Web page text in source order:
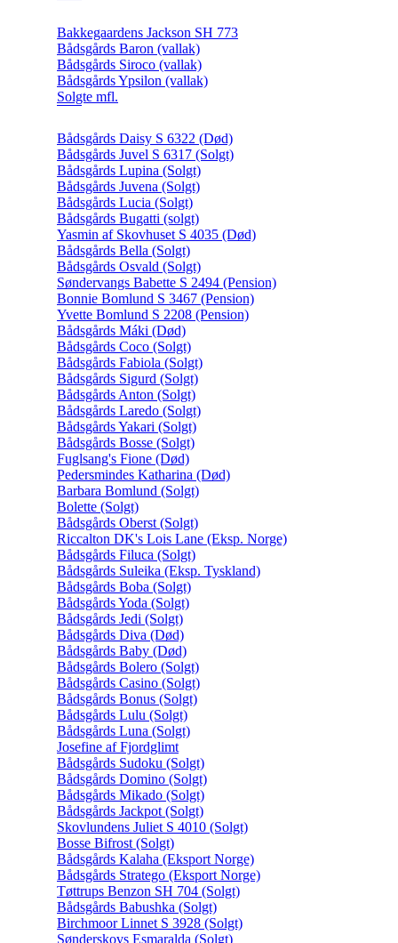
Bakkegaardens Jackson SH 773
Bådsgårds Baron (vallak)
Bådsgårds Siroco (vallak)
Bådsgårds Ypsilon (vallak)
Solgte mfl.
Bådsgårds Daisy S 6322 (Død)
Bådsgårds Juvel S 6317 (Solgt)
Bådsgårds Lupina (Solgt)
Bådsgårds Juvena (Solgt)
Bådsgårds Lucia (Solgt)
Bådsgårds Bugatti (solgt)
Yasmin af Skovhuset S 4035 (Død)
Bådsgårds Bella (Solgt)
Bådsgårds Osvald (Solgt)
Søndervangs Babette S 2494 (Pension)
Bonnie Bomlund S 3467 (Pension)
Yvette Bomlund S 2208 (Pension)
Bådsgårds Máki (Død)
Bådsgårds Coco (Solgt)
Bådsgårds Fabiola (Solgt)
Bådsgårds Sigurd (Solgt)
Bådsgårds Anton (Solgt)
Bådsgårds Laredo (Solgt)
Bådsgårds Yakari (Solgt)
Bådsgårds Bosse (Solgt)
Fuglsang's Fione (Død)
Pedersmindes Katharina (Død)
Barbara Bomlund (Solgt)
Bolette (Solgt)
Bådsgårds Oberst (Solgt)
Riccalton DK's Lois Lane (Eksp. Norge)
Bådsgårds Filuca (Solgt)
Bådsgårds Suleika (Eksp. Tyskland)
Bådsgårds Boba (Solgt)
Bådsgårds Yoda (Solgt)
Bådsgårds Jedi (Solgt)
Bådsgårds Diva (Død)
Bådsgårds Baby (Død)
Bådsgårds Bolero (Solgt)
Bådsgårds Casino (Solgt)
Bådsgårds Bonus (Solgt)
Bådsgårds Lulu (Solgt)
Bådsgårds Luna (Solgt)
Josefine af Fjordglimt
Bådsgårds Sudoku (Solgt)
Bådsgårds Domino (Solgt)
Bådsgårds Mikado (Solgt)
Bådsgårds Jackpot (Solgt)
Skovlundens Juliet S 4010 (Solgt)
Bosse Bifrost (Solgt)
Bådsgårds Kalaha (Eksport Norge)
Bådsgårds Stratego (Eksport Norge)
Tøttrups Benzon SH 704 (Solgt)
Bådsgårds Babushka (Solgt)
Birchmoor Linnet S 3928 (Solgt)
Sønderskovs Esmaralda (Solgt)